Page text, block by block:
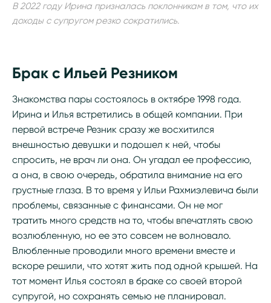
В 2022 году Ирина призналась поклонникам в том, что их
доходы с супругом резко сократились.
Брак с Ильей Резником
Знакомства пары состоялось в октябре 1998 года.
Ирина и Илья встретились в общей компании. При
первой встрече Резник сразу же восхитился
внешностью девушки и подошел к ней, чтобы
спросить, не врач ли она. Он угадал ее профессию,
а она, в свою очередь, обратила внимание на его
грустные глаза. В то время у Ильи Рахмиэлевича были
проблемы, связанные с финансами. Он не мог
тратить много средств на то, чтобы впечатлять свою
возлюбленную, но ее это совсем не волновало.
Влюбленные проводили много времени вместе и
вскоре решили, что хотят жить под одной крышей. На
тот момент Илья состоял в браке со своей второй
супругой, но сохранять семью не планировал.